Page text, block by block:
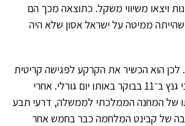
ויצאו משיווי משקל. כתוצאה מכך הם
ממיטה על ישראל אסון שלא היה
לכן הוא הכשיר את הקרקע לפגישה קריטית
בין בנימין נתניהו לבני גנץ ב־11 בבוקר באותו יום גורלי. אחרי
של המחנה הממלכתי לממשלה, דרעי תבע
של קבינט המלחמה כבר בחמש אחר